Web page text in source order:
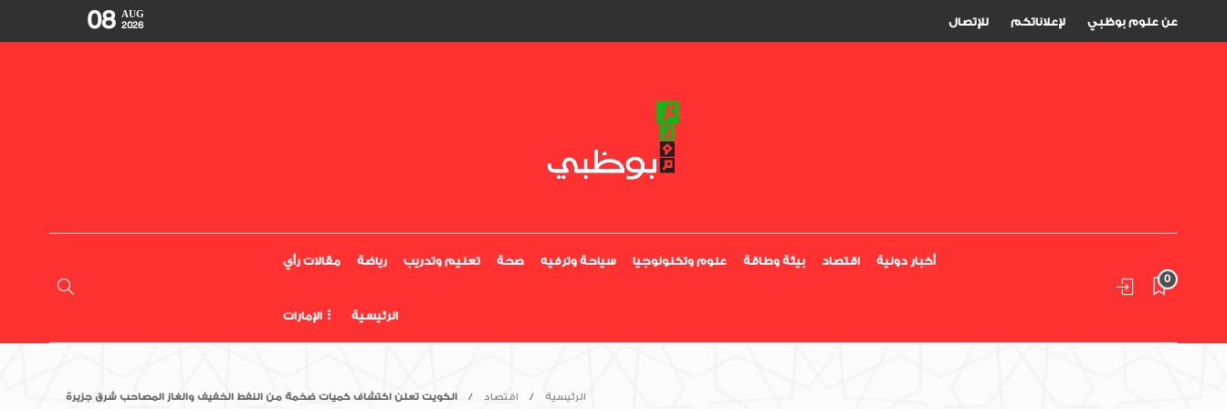
للإتصال لإعلاناتكم عن علوم بوظبي 08 AUG
2026
مقالات رأي رياضة تعليم وتدريب صحة سياحة وترفيه علوم وتكنولوجيا بيئة وطاقة اقتصاد أخبار دولية
الإمارات الرئيسية
0
الرئيسية اقتصاد
الكويت تعلن اكتشاف كميات ضخمة من النفط الخفيف والغاز المصاحب شرق جزيرة